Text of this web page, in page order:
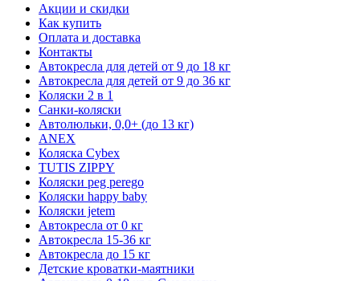
Акции и скидки
Как купить
Оплата и доставка
Контакты
Автокресла для детей от 9 до 18 кг
Автокресла для детей от 9 до 36 кг
Коляски 2 в 1
Санки-коляски
Автолюльки, 0,0+ (до 13 кг)
ANEX
Коляска Cybex
TUTIS ZIPPY
Коляски peg perego
Коляски happy baby
Коляски jetem
Автокресла от 0 кг
Автокресла 15-36 кг
Автокресла до 15 кг
Детские кроватки-маятники